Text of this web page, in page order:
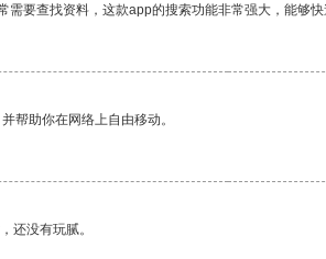
要查找资料，这款app的搜索功能非常强大，能够快
帮助你在网络上自由移动。
还没有玩腻。